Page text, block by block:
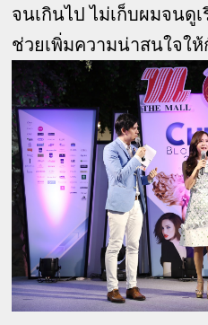
จนเกินไป ไม่เก็บผมจนดู
ช่วยเพิ่มความน่าสนใจใ